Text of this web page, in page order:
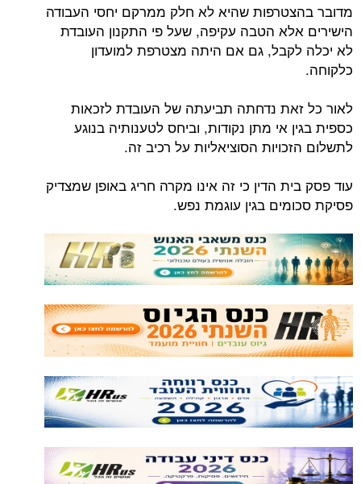
מדובר בהצטרפות שהיא לא חלק ממרקם יחסי העבודה
הישירים אלא הטבה עקיפה, שעל פי התקנון העובדת
לא יכלה לקבל, גם אם היתה מצטרפת למועדון
כלקוחה.
לאור כל זאת נדחתה תביעתה של העובדת לזכאות
כספית בגין אי מתן נקודות, וביחס לטענותיה בנוגע
לתשלום הזכויות הסוציאליות על רכיב זה.
עוד פסק בית הדין כי זה אינו מקרה חריג באופן שמצדיק
פסיקת סכומים בגין עוגמת נפש.